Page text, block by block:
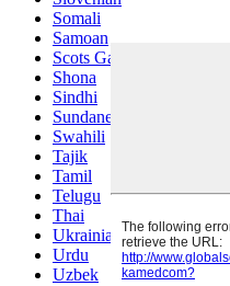
Somali
Samoan
Scots Gaelic
Shona
Sindhi
Sundanese
Swahili
Tajik
Tamil
Telugu
Thai
Ukrainian
Urdu
Uzbek